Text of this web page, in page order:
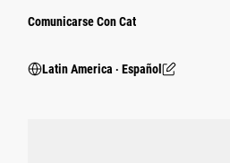
Comunicarse Con Cat
Latin America ‧ Español